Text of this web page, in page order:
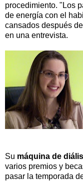
procedimiento. "Los
de energía con el
cansados después
en una entrevista.
Su máquina de
varios premios y
pasar la temporada